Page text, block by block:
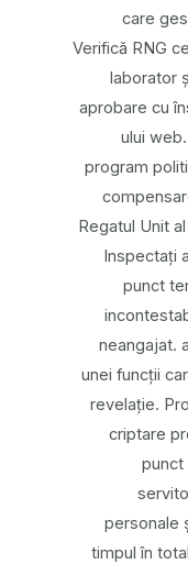
care
Verifică RNG
laborator
aprobare cu
ului
program
Regatul Unit
Inspectați
punct
neangajat.
unei funcții
revelație.
criptare
punct
personale
timpul în